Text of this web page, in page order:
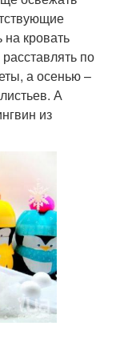
кровать
по
а осенью –
А
из